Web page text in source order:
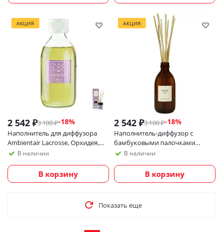
АКЦИЯ
2 542 ₽3 100₽-18%
Наполнитель для диффузора
Ambientair Lacrosse, Орхидея,
250 млВ наличии
В корзину
АКЦИЯ
2 542 ₽3 100₽-18%
Наполнитель-диффузор с
бамбуковыми палочками
Ambientair The Olphactory, Begin,
В наличии
В корзину
Показать еще